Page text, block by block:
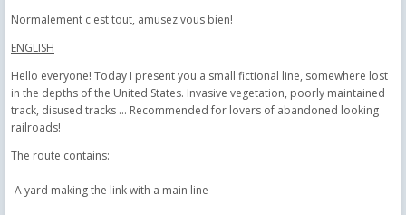
Normalement c'est tout, amusez vous bien!
ENGLISH
Hello everyone! Today I present you a small fictional line, somewhere lost
in the depths of the United States. Invasive vegetation, poorly maintained
track, disused tracks ... Recommended for lovers of abandoned looking
railroads!
The route contains:
-A yard making the link with a main line